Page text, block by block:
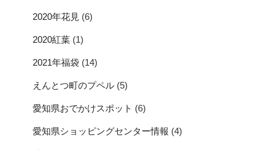
2020年花見 (6)
2020紅葉 (1)
2021年福袋 (14)
えんとつ町のプペル (5)
愛知県おでかけスポット (6)
愛知県ショッピングセンター情報 (4)